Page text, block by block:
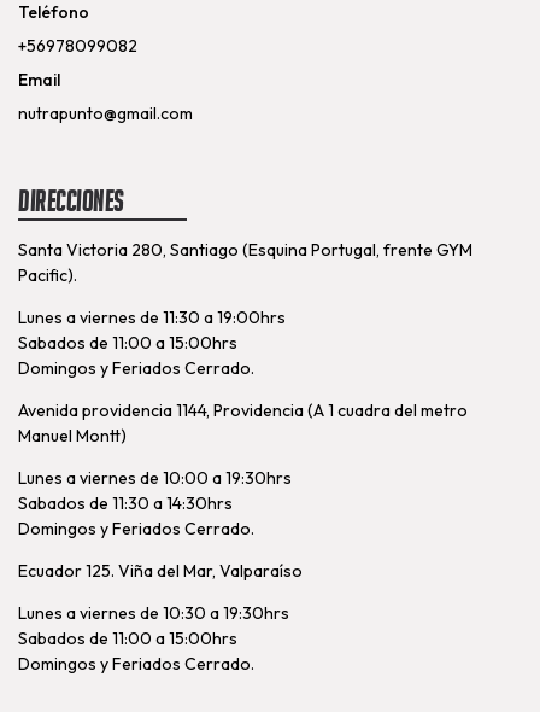
Teléfono
+56978099082
Email
nutrapunto@gmail.com
Direcciones
Santa Victoria 280, Santiago (Esquina Portugal, frente GYM
Pacific).
Lunes a viernes de 11:30 a 19:00hrs
Sabados de 11:00 a 15:00hrs
Domingos y Feriados Cerrado.
Avenida providencia 1144, Providencia (A 1 cuadra del metro
Manuel Montt)
Lunes a viernes de 10:00 a 19:30hrs
Sabados de 11:30 a 14:30hrs
Domingos y Feriados Cerrado.
Ecuador 125. Viña del Mar, Valparaíso
Lunes a viernes de 10:30 a 19:30hrs
Sabados de 11:00 a 15:00hrs
Domingos y Feriados Cerrado.